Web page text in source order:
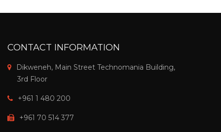
CONTACT INFORMATION
Dikweneh, Main Street Technomania Building,
3rd Floor
+961 1 480 200
+961 70 514 377